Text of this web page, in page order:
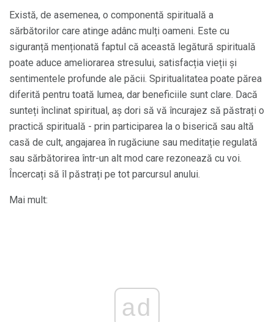
Există, de asemenea, o componentă spirituală a
sărbătorilor care atinge adânc mulți oameni. Este cu
siguranță menționată faptul că această legătură spirituală
poate aduce ameliorarea stresului, satisfacția vieții și
sentimentele profunde ale păcii. Spiritualitatea poate părea
diferită pentru toată lumea, dar beneficiile sunt clare. Dacă
sunteți înclinat spiritual, aș dori să vă încurajez să păstrați o
practică spirituală - prin participarea la o biserică sau altă
casă de cult, angajarea în rugăciune sau meditație regulată
sau sărbătorirea într-un alt mod care rezonează cu voi.
Încercați să îl păstrați pe tot parcursul anului.
Mai mult:
ad